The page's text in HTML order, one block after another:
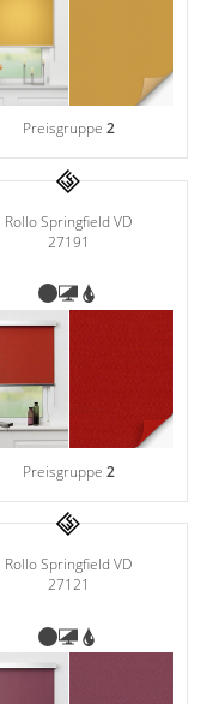
Preisgruppe 2
Rollo Springfield VD
27191
Preisgruppe 2
Rollo Springfield VD
27121